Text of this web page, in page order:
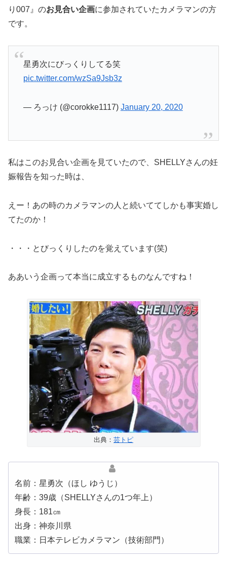
り007』のお見合い企画に参加されていたカメラマンの方
です。
星勇次にびっくりしてる笑
pic.twitter.com/wzSa9Jsb3z
— ろっけ (@corokke1117) January 20, 2020
私はこのお見合い企画を見ていたので、SHELLYさんの妊
娠報告を知った時は、
えー！あの時のカメラマンの人と続いててしかも事実婚し
てたのか！
・・・とびっくりしたのを覚えています(笑)
ああいう企画って本当に成立するものなんですね！
出典： 芸トピ
名前：星勇次（ほし ゆうじ）
年齢：39歳（SHELLYさんの1つ年上）
身長：181㎝
出身：神奈川県
職業：日本テレビカメラマン（技術部門）